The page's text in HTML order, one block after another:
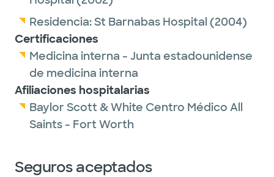
Residencia:St Barnabas Hospital (2004)
Certificaciones
Medicina interna - Junta estadounidense
de medicina interna
Afiliaciones hospitalarias
Baylor Scott & White Centro Médico All
Saints - Fort Worth
Seguros aceptados